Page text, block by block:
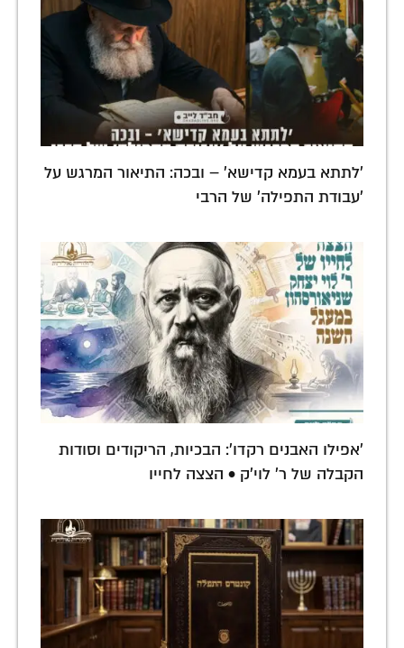
'לתתא בעמא קדישא' – ובכה: התיאור המרגש על
'עבודת התפילה' של הרבי
'אפילו האבנים רקדו': הבכיות, הריקודים וסודות
הקבלה של ר' לוי'ק • הצצה לחייו